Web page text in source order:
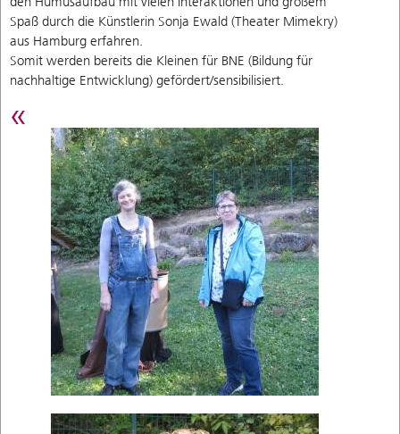
Spaß durch die Künstlerin Sonja Ewald (Theater Mimekry)
aus Hamburg erfahren.
Somit werden bereits die Kleinen für BNE (Bildung für
nachhaltige Entwicklung) gefördert/sensibilisiert.